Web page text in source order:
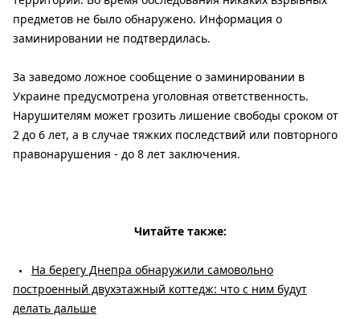
предметов не было обнаружено. Информация о
заминировании не подтвердилась.
За заведомо ложное сообщение о заминировании в
Украине предусмотрена уголовная ответственность.
Нарушителям может грозить лишение свободы сроком от
2 до 6 лет, а в случае тяжких последствий или повторного
правонарушения - до 8 лет заключения.
Читайте также:
На берегу Днепра обнаружили самовольно
построенный двухэтажный коттедж: что с ним будут
делать дальше